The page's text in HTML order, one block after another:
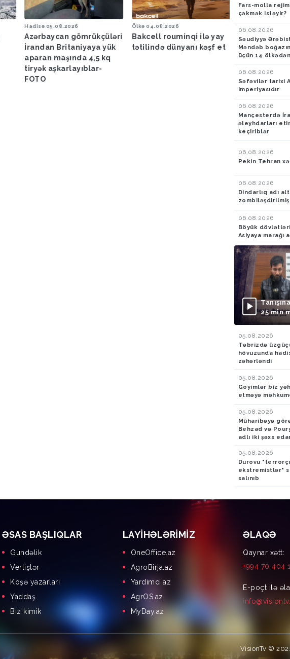
Hadisə 05.08.2026
Azərbaycan gömrükçüləri
İrandan Britaniyaya yük
aparan maşında 4,5 kq
tiryək aşkarlayıblar-
FOTO
Ölkə 04.08.2026
Bakcell rouminqi ilə yay
tətilində dünyanı kəşf et
FHN: Bu il
ərazilərdə
nəfərin meyiti
nəfər xilas
Fars-molla
çəkmək istəyir?
06.08.2026
Səudiyyə
Məndəb
üçün 14
müdafiə
06.08.2026
Səfəvilər tarixi
imperiyasıdır
06.08.2026
Mançesterdə
əleyhdarları
keçiriblər
06.08.2026
Pekin Tehran
06.08.2026
Dindarlıq adı
06.08.2026
Böyük
Asiyaya marağı
25 min
nəfər
05.08.2026
Təbrizdə
hövuzunda
zəhərləndi
05.08.2026
Goyimlər biz
etməyə
05.08.2026
Müharibəyə
Behzad və
adlı iki şəxs
05.08.2026
Durovu
ekstremistlər"
salınıb
ƏSAS BAŞLIQLAR
Gündəlik
Verlişlər
Köşə yazarları
Yaddaş
Biz kimik
LAYIHƏLƏRIMIZ
OneOffice.az
AgroBirja.az
Yardimci.az
AgrOS.az
MyDay.az
ƏLAQƏ
Qaynar xətt:
+994 70 404
E-poçt ilə
VisionTv ©